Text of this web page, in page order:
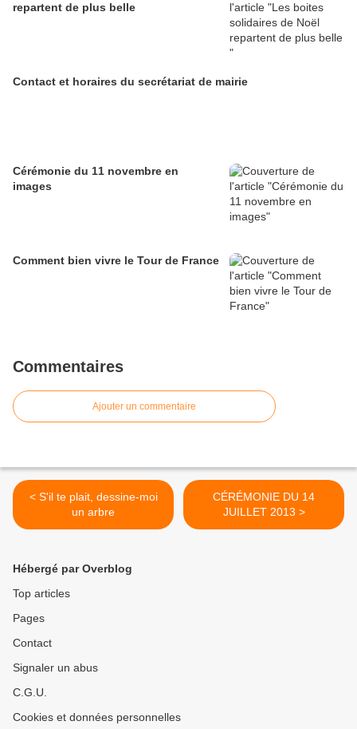
repartent de plus belle
Contact et horaires du secrétariat de mairie
Cérémonie du 11 novembre en
images
Comment bien vivre le Tour de France
Commentaires
Ajouter un commentaire
< S'il te plait, dessine-moi
un arbre
CÉRÉMONIE DU 14
JUILLET 2013 >
Hébergé par Overblog
Top articles
Pages
Contact
Signaler un abus
C.G.U.
Cookies et données personnelles